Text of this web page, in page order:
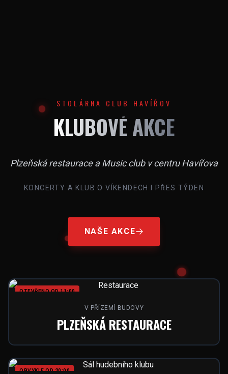
STOLÁRNA CLUB HAVÍŘOV
KLUBOVÉ AKCE
Plzeňská restaurace a Music club v centru Havířova
KONCERTY A KLUB O VÍKENDECH I PŘES TÝDEN
NAŠE AKCE
OTEVŘENO OD 11:00
V PŘÍZEMÍ BUDOVY
PLZEŇSKÁ RESTAURACE
OBVYKLE OD 20:00